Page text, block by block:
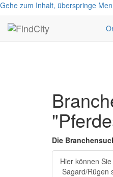
Gehe zum Inhalt, überspringe
Die
Hier können
Sagard/Rügen